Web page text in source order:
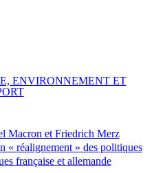
Macron et Friedrich Merz
« réalignement » des politiques
française et allemande
ENVIRONNEMENT ET